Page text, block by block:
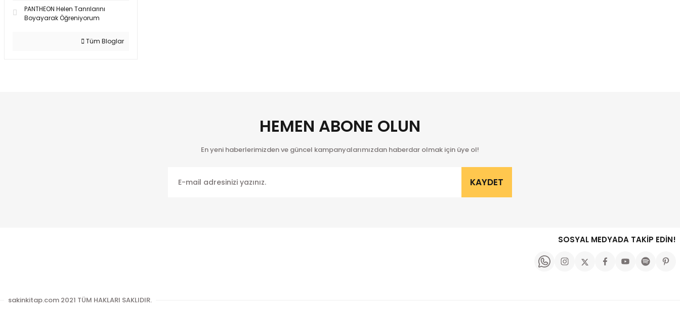
PANTHEON Helen Tanrılarını
Boyayarak Öğreniyorum
Tüm Bloglar
HEMEN ABONE OLUN
En yeni haberlerimizden ve güncel kampanyalarımızdan haberdar olmak için üye ol!
KAYDET
SOSYAL MEDYADA TAKİP EDİN!
sakinkitap.com 2021 TÜM HAKLARI SAKLIDIR.